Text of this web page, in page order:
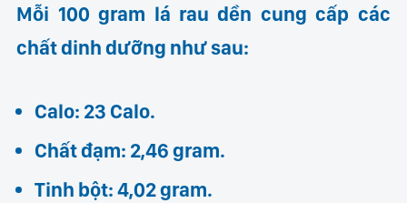
Mỗi 100 gram lá rau dền cung cấp các
chất dinh dưỡng như sau:
Calo: 23 Calo.
Chất đạm: 2,46 gram.
Tinh bột: 4,02 gram.